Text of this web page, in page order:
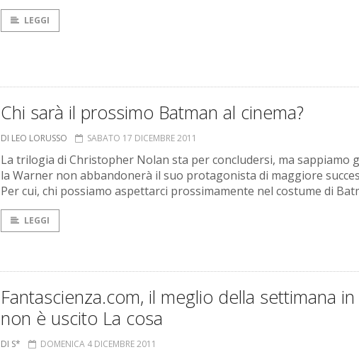
LEGGI
Chi sarà il prossimo Batman al cinema?
DI LEO LORUSSO SABATO 17 DICEMBRE 2011
La trilogia di Christopher Nolan sta per concludersi, ma sappiamo
la Warner non abbandonerà il suo protagonista di maggiore
Per cui, chi possiamo aspettarci prossimamente nel costume di
LEGGI
Fantascienza.com, il meglio della settimana in
non è uscito La cosa
DI S* DOMENICA 4 DICEMBRE 2011